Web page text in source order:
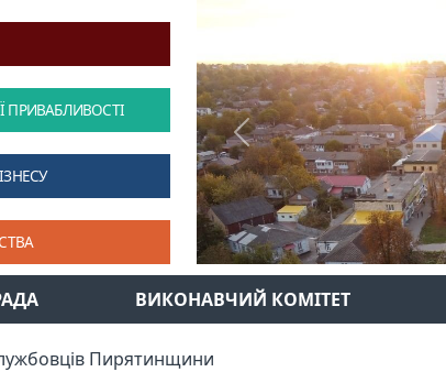
ПРИВАБЛИВОСТІ
Previous
ВИКОНАВЧИЙ КОМІТЕТ
Пирятинщини